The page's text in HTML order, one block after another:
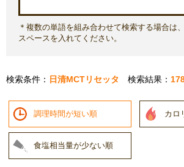
＊複数の単語を組み合わせて検索する場合は
スペースを入れてください。
検索条件： 日清MCTリセッタ 検索結果：
調理時間が短い順 カロ
食塩相当量が少ない順